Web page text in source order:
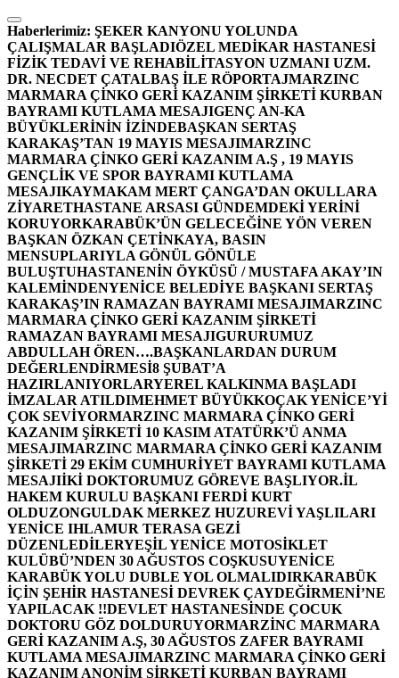
İçeriğe
atla
Haberlerimiz: ŞEKER KANYONU YOLUNDA
ÇALIŞMALAR BAŞLADIÖZEL MEDİKAR HASTANESİ
FİZİK TEDAVİ VE REHABİLİTASYON UZMANI UZM.
DR. NECDET ÇATALBAŞ İLE RÖPORTAJMARZINC
MARMARA ÇİNKO GERİ KAZANIM ŞİRKETİ KURBAN
BAYRAMI KUTLAMA MESAJIGENÇ AN-KA
BÜYÜKLERİNİN İZİNDEBAŞKAN SERTAŞ
KARAKAŞ’TAN 19 MAYIS MESAJIMARZINC
MARMARA ÇİNKO GERİ KAZANIM A.Ş , 19 MAYIS
GENÇLİK VE SPOR BAYRAMI KUTLAMA
MESAJIKAYMAKAM MERT ÇANGA’DAN OKULLARA
ZİYARETHASTANE ARSASI GÜNDEMDEKİ YERİNİ
KORUYORKARABÜK’ÜN GELECEĞİNE YÖN VEREN
BAŞKAN ÖZKAN ÇETİNKAYA, BASIN
MENSUPLARIYLA GÖNÜL GÖNÜLE
BULUŞTUHASTANENİN ÖYKÜSÜ / MUSTAFA AKAY’IN
KALEMİNDENYENİCE BELEDİYE BAŞKANI SERTAŞ
KARAKAŞ’IN RAMAZAN BAYRAMI MESAJIMARZINC
MARMARA ÇİNKO GERİ KAZANIM ŞİRKETİ
RAMAZAN BAYRAMI MESAJIGURURUMUZ
ABDULLAH ÖREN….BAŞKANLARDAN DURUM
DEĞERLENDİRMESİ8 ŞUBAT’A
HAZIRLANIYORLARYEREL KALKINMA BAŞLADI
İMZALAR ATILDIMEHMET BÜYÜKKOÇAK YENİCE’Yİ
ÇOK SEVİYORMARZINC MARMARA ÇİNKO GERİ
KAZANIM ŞİRKETİ 10 KASIM ATATÜRK’Ü ANMA
MESAJIMARZINC MARMARA ÇİNKO GERİ KAZANIM
ŞİRKETİ 29 EKİM CUMHURİYET BAYRAMI KUTLAMA
MESAJIİKİ DOKTORUMUZ GÖREVE BAŞLIYOR.İL
HAKEM KURULU BAŞKANI FERDİ KURT
OLDUZONGULDAK MERKEZ HUZUREVİ YAŞLILARI
YENİCE IHLAMUR TERASA GEZİ
DÜZENLEDİLERYEŞİL YENİCE MOTOSİKLET
KULÜBÜ’NDEN 30 AĞUSTOS COŞKUSUYENİCE
KARABÜK YOLU DUBLE YOL OLMALIDIRKARABÜK
İÇİN ŞEHİR HASTANESİ DEVREK ÇAYDEĞİRMENİ’NE
YAPILACAK !!DEVLET HASTANESİNDE ÇOCUK
DOKTORU GÖZ DOLDURUYORMARZİNC MARMARA
GERİ KAZANIM A.Ş, 30 AĞUSTOS ZAFER BAYRAMI
KUTLAMA MESAJIMARZINC MARMARA ÇİNKO GERİ
KAZANIM ANONİM ŞİRKETİ KURBAN BAYRAMI